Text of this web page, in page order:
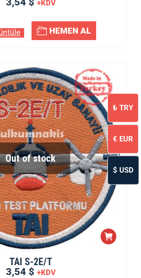
+KDV
HEMEN AL
Out of stock
TAI S-2E/T
3,54 $ +KDV
₺ TRY
€ EUR
$ USD